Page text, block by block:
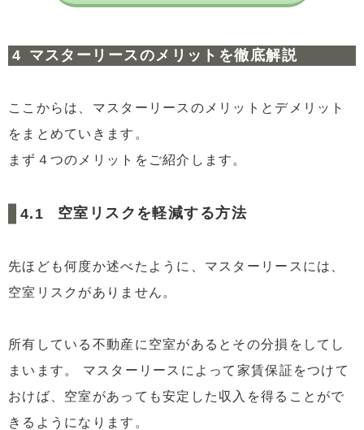
マスターリースのメリットを徹底解説
ここからは、マスターリースのメリットとデメリット
をまとめていきます。
まず４つのメリットをご紹介します。
空室リスクを軽減する方法
先ほども何度か述べたように、マスターリースには、
空室リスクがありません。
所有している不動産に空室があるとその分損をしてし
まいます。 マスターリースによって家賃保証をつけて
おけば、空室があっても安定した収入を得ることがで
きるようになります。